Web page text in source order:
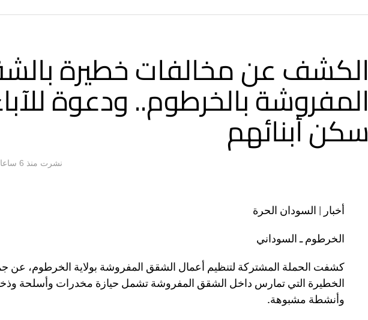
الكشف عن مخالفات خطيرة
المفروشة بالخرطوم.. ودعوة
سكن أبنائهم
نشرت منذ 6 ساعات
أخبار | السودان الحرة
الخرطوم ـ السوداني
كشفت الحملة المشتركة لتنظيم أعمال الشقق المفروشة بولاية الخرطوم، عن
الخطيرة التي تمارس داخل الشقق المفروشة تشمل حيازة مخدرات وأسلحة
وأنشطة مشبوهة.